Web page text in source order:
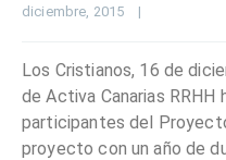
diciembre, 2015 |
Los Cristianos, 16 de
de Activa Canarias
participantes del
proyecto con un año de